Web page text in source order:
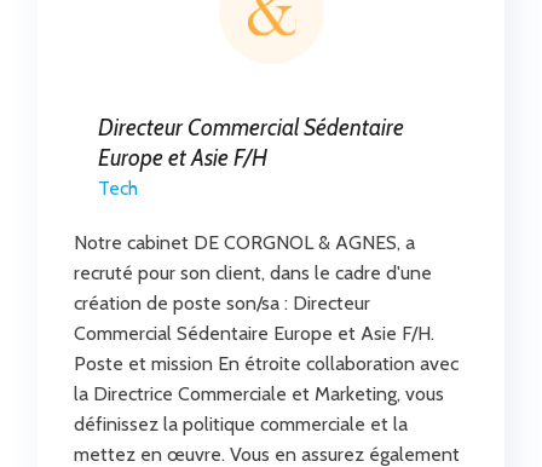
Directeur Commercial Sédentaire
Europe et Asie F/H
Tech
Notre cabinet DE CORGNOL & AGNES, a
recruté pour son client, dans le cadre d'une
création de poste son/sa : Directeur
Commercial Sédentaire Europe et Asie F/H.
Poste et mission En étroite collaboration avec
la Directrice Commerciale et Marketing, vous
définissez la politique commerciale et la
mettez en œuvre. Vous en assurez également